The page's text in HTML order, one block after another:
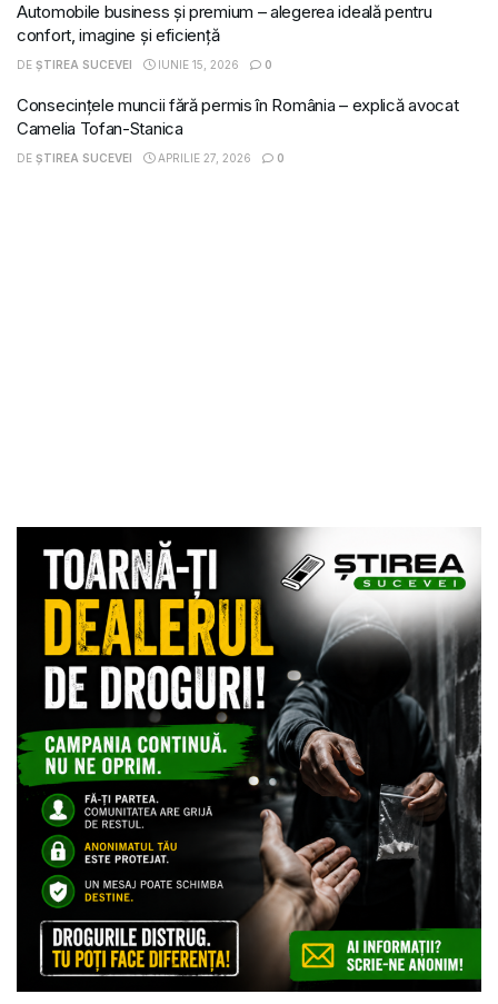
Automobile business și premium – alegerea ideală pentru
confort, imagine și eficiență
DE ȘTIREA SUCEVEI IUNIE 15, 2026 0
Consecințele muncii fără permis în România – explică avocat
Camelia Tofan-Stanica
DE ȘTIREA SUCEVEI APRILIE 27, 2026 0